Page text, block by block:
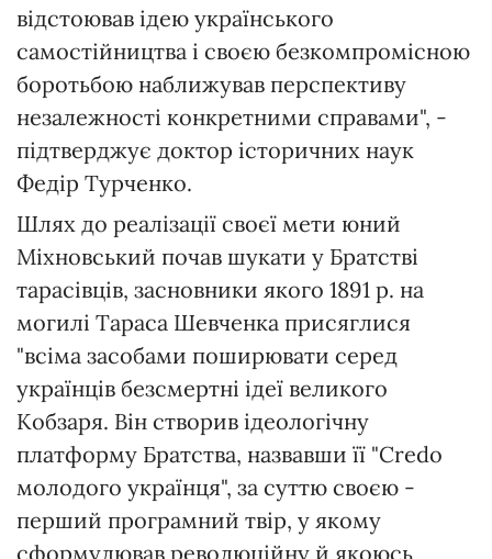
відстоював ідею українського
самостійництва і своєю безкомпромісною
боротьбою наближував перспективу
незалежності конкретними справами", -
підтверджує доктор історичних наук
Федір Турченко.
Шлях до реалізації своєї мети юний
Міхновський почав шукати у Братстві
тарасівців, засновники якого 1891 р. на
могилі Тараса Шевченка присяглися
"всіма засобами поширювати серед
українців безсмертні ідеї великого
Кобзаря. Він створив ідеологічну
платформу Братства, назвавши її "Credo
молодого українця", за суттю своєю -
перший програмний твір, у якому
сформулював революційну й якоюсь